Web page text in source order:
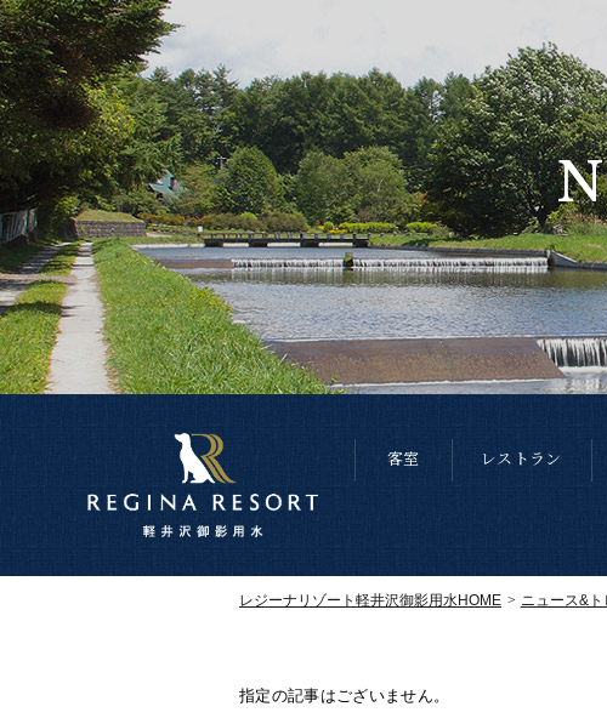
客室 レストラン
レジーナリゾート軽井沢御影用水HOME ニュース&ト
指定の記事はございません。